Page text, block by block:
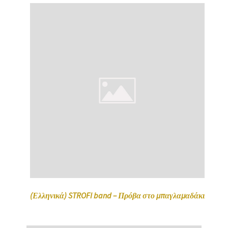
(Ελληνικά) STROFI band – Πρόβα στο μπαγλαμαδάκι